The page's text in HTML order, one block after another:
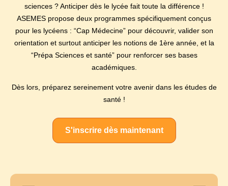
sciences ? Anticiper dès le lycée fait toute la différence !
ASEMES propose deux programmes spécifiquement conçus
pour les lycéens : “Cap Médecine” pour découvrir, valider son
orientation et surtout anticiper les notions de 1ère année, et la
“Prépa Sciences et santé” pour renforcer ses bases
académiques.
Dès lors, préparez sereinement votre avenir dans les études de
santé !
S'inscrire dès maintenant